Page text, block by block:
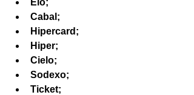
Cabal;
Hipercard;
Hiper;
Cielo;
Sodexo;
Ticket;